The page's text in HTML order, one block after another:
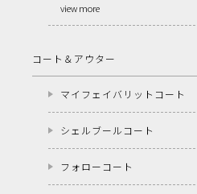
view more
コート＆アウター
マイフェイバリットコート
シェルブールコート
フォローコート